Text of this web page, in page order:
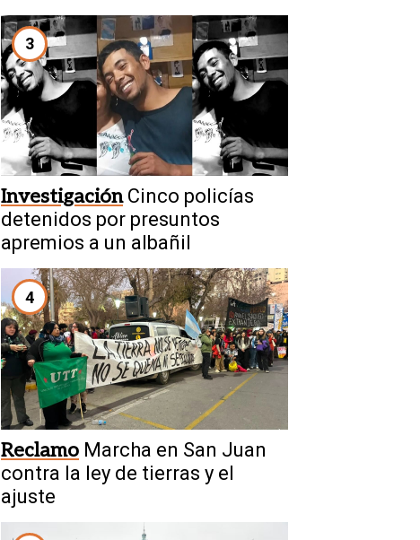
3
Investigación Cinco policías
detenidos por presuntos
apremios a un albañil
4
Reclamo Marcha en San Juan
contra la ley de tierras y el
ajuste